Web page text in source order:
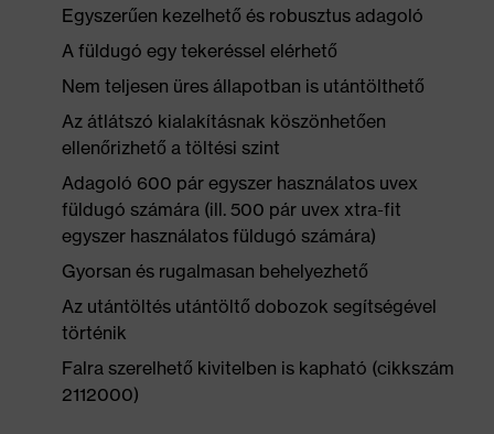
Egyszerűen kezelhető és robusztus adagoló
A füldugó egy tekeréssel elérhető
Nem teljesen üres állapotban is utántölthető
Az átlátszó kialakításnak köszönhetően
ellenőrizhető a töltési szint
Adagoló 600 pár egyszer használatos uvex
füldugó számára (ill. 500 pár uvex xtra-fit
egyszer használatos füldugó számára)
Gyorsan és rugalmasan behelyezhető
Az utántöltés utántöltő dobozok segítségével
történik
Falra szerelhető kivitelben is kapható (cikkszám
2112000)